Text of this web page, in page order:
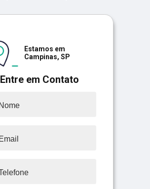
Entre em Contato
Estamos em
Campinas, SP